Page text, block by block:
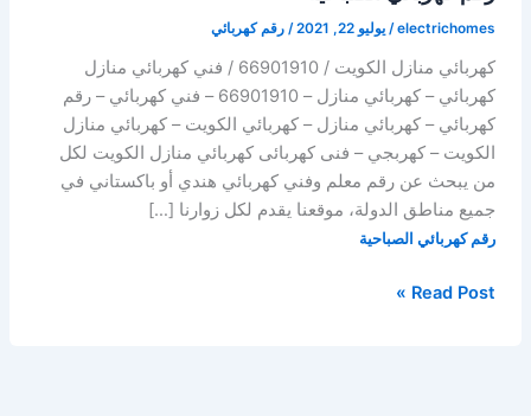
electrichomes
/ يوليو 22, 2021 / رقم كهربائي
كهربائي منازل الكويت / 66901910 / فني كهربائي منازل
كهربائي – كهربائي منازل – 66901910 – فني كهربائي – رقم
كهربائي – كهربائي منازل – كهربائي الكويت – كهربائي منازل
الكويت – كهربجي – فنى كهربائى كهربائي منازل الكويت لكل
من يبحث عن رقم معلم وفني كهربائي هندي أو باكستاني في
جميع مناطق الدولة، موقعنا يقدم لكل زوارنا […]
رقم كهربائي الصباحية
رقم
Read Post »